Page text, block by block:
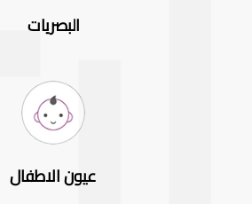
البصريات
عيون الاطفال